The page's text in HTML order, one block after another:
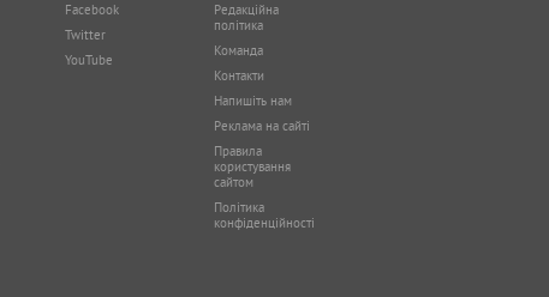
Facebook
Twitter
YouTube
Редакційна
політика
Команда
Контакти
Напишіть нам
Реклама на сайті
Правила
користування
сайтом
Політика
конфіденційності